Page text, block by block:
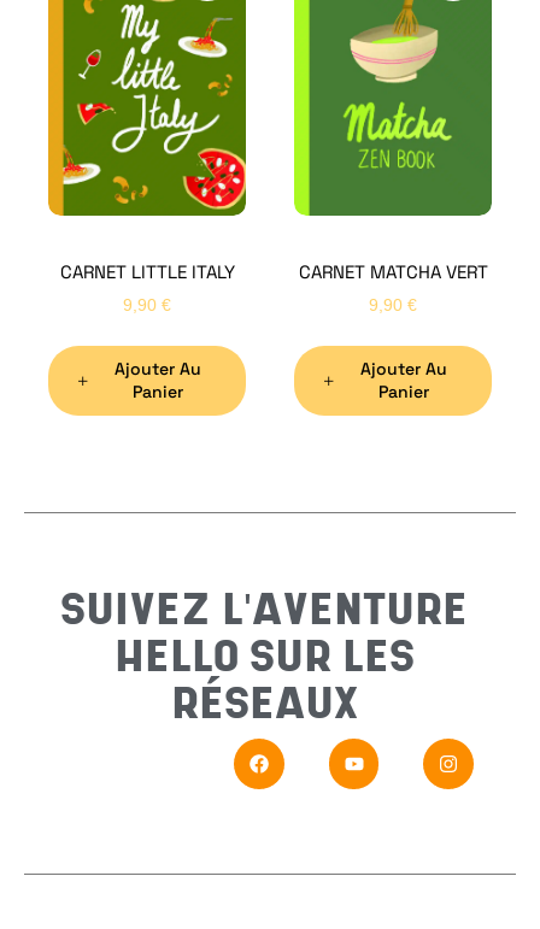
CARNET LITTLE ITALY
9,90 €
Ajouter Au
Panier
CARNET MATCHA VERT
9,90 €
Ajouter Au
Panier
SUIVEZ L'AVENTURE
HELLO SUR LES
RÉSEAUX